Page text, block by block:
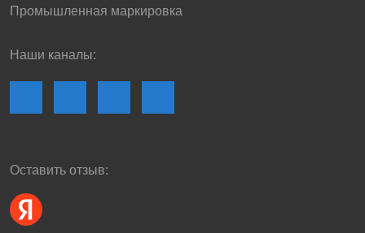
Промышленная маркировка
Наши каналы:
Оставить отзыв: